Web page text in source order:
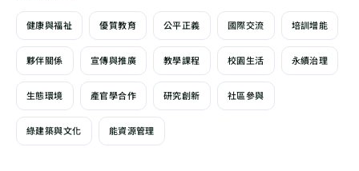
健康與福祉 優質教育 公平正義 國際交流 培訓增能
夥伴關係 宣傳與推廣 教學課程 校園生活 永續治理
生態環境 產官學合作 研究創新 社區參與
綠建築與文化 能資源管理